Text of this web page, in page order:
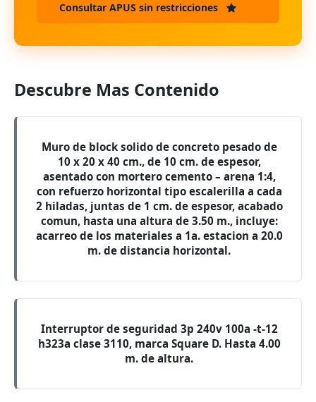
Consultar APUS sin restricciones
Descubre Mas Contenido
Muro de block solido de concreto pesado de
10 x 20 x 40 cm., de 10 cm. de espesor,
asentado con mortero cemento – arena 1:4,
con refuerzo horizontal tipo escalerilla a cada
2 hiladas, juntas de 1 cm. de espesor, acabado
comun, hasta una altura de 3.50 m., incluye:
acarreo de los materiales a 1a. estacion a 20.0
m. de distancia horizontal.
Interruptor de seguridad 3p 240v 100a -t-12
h323a clase 3110, marca Square D. Hasta 4.00
m. de altura.